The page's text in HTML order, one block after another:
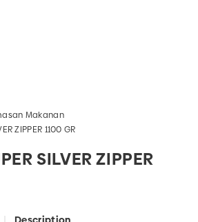
Makanan
ZIPPER 1100 GR
SILVER ZIPPER